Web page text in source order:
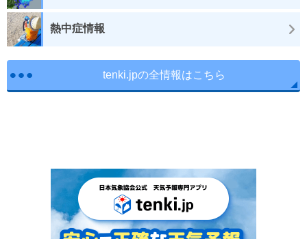
熱中症情報
tenki.jpの全情報はこちら